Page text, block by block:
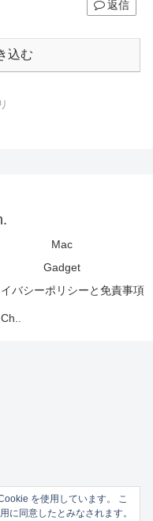
返信
込む
Mac
Gadget
バシーポリシーと免責事項
を使用しています。 こ
に同意したとみなされます。